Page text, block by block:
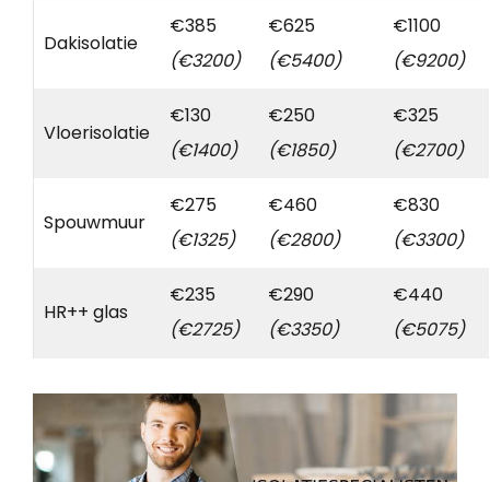
Dakisolatie
€385
(€3200)
€625
(€5400)
€1100
(€9200)
Vloerisolatie
€130
(€1400)
€250
(€1850)
€325
(€2700)
Spouwmuur
€275
(€1325)
€460
(€2800)
€830
(€3300)
HR++ glas
€235
(€2725)
€290
(€3350)
€440
(€5075)